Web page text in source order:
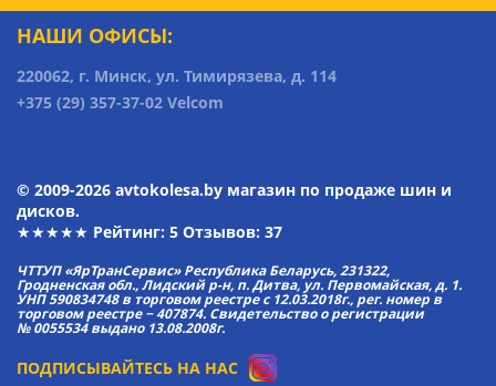
НАШИ ОФИСЫ:
220062, г. Минск, ул. Тимирязева, д. 114
+375 (29) 357-37-02 Velcom
© 2009-2026 avtokolesa.by магазин по продаже шин и
дисков.
★★★★★ Рейтинг: 5 Отзывов: 37
ЧТТУП «ЯрТранСервис» Республика Беларусь, 231322,
Гродненская обл., Лидский р-н, п. Дитва, ул. Первомайская, д. 1.
УНП 590834748 в торговом реестре с 12.03.2018г., рег. номер в
торговом реестре − 407874. Свидетельство о регистрации
№ 0055534 выдано 13.08.2008г.
ПОДПИСЫВАЙТЕСЬ НА НАС